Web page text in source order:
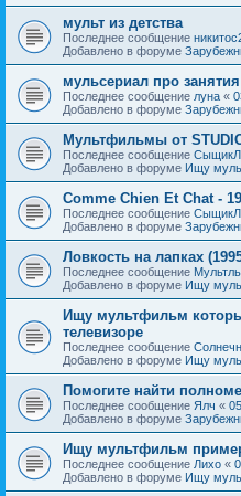
мульт из детства
Последнее сообщение
Добавлено в форуме
мульсериал про
Последнее сообщение луна «
Добавлено в форуме
Мультфильмы от
Последнее сообщение
Добавлено в форуме Ищу
Comme Chien Et Chat -
Последнее сообщение
Добавлено в форуме
Ловкость на лапках
Последнее сообщение Мультль
Добавлено в форуме Ищу
Ищу мультфильм
телевизоре
Последнее сообщение
Добавлено в форуме Ищу
Помогите найти
Последнее сообщение Ялч «
Добавлено в форуме
Ищу мультфильм
Последнее сообщение Лихо «
Добавлено в форуме Ищу